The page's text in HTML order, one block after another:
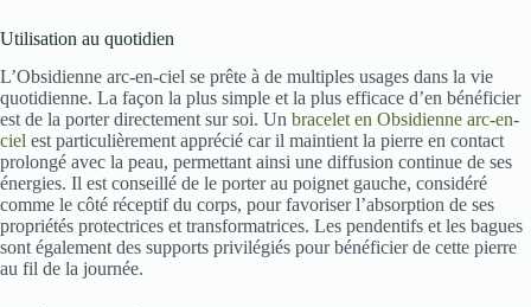
Utilisation au quotidien
L’Obsidienne arc-en-ciel se prête à de multiples usages dans la vie
quotidienne. La façon la plus simple et la plus efficace d’en bénéficier
est de la porter directement sur soi. Un bracelet en Obsidienne arc-en-
ciel est particulièrement apprécié car il maintient la pierre en contact
prolongé avec la peau, permettant ainsi une diffusion continue de ses
énergies. Il est conseillé de le porter au poignet gauche, considéré
comme le côté réceptif du corps, pour favoriser l’absorption de ses
propriétés protectrices et transformatrices. Les pendentifs et les bagues
sont également des supports privilégiés pour bénéficier de cette pierre
au fil de la journée.